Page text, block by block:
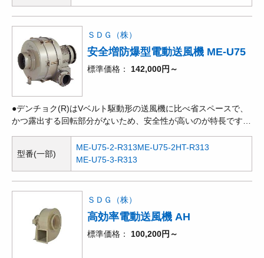
て、可燃性ガスが発生・滞留している場所で使用できるタイプで
す。
ＳＤＧ（株）
安全増防爆型電動送風機 ME-U75
標準価格 142,000円～
●デンチョク(R)はVベルト駆動形の送風機に比べ省スペースで、
かつ露出する回転部分がないため、安全性が高いのが特長です。
め、効率も良く、騒音も低い値になります。風量、静圧とも高範
囲に使用できます。●昭和電機社製の防爆形電動機を取り付け
て、可燃性ガスが発生・滞留している場所で使用できるタイプで
す。
型番(一部)
ME-U75-2-R313ME-U75-2HT-R313
ME-U75-3-R313
ＳＤＧ（株）
高効率電動送風機 AH
標準価格 100,200円～